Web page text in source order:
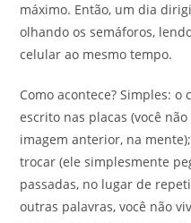
máximo. Então, um dia
olhando os semáforos,
celular ao mesmo tempo.
Como acontece? Simples:
escrito nas placas (você
imagem anterior, na
trocar (ele simplesmente
passadas, no lugar de
outras palavras, você não